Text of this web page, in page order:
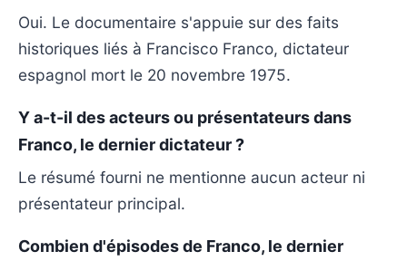
Oui. Le documentaire s'appuie sur des faits
historiques liés à Francisco Franco, dictateur
espagnol mort le 20 novembre 1975.
Y a-t-il des acteurs ou présentateurs dans
Franco, le dernier dictateur ?
Le résumé fourni ne mentionne aucun acteur ni
présentateur principal.
Combien d'épisodes de Franco, le dernier